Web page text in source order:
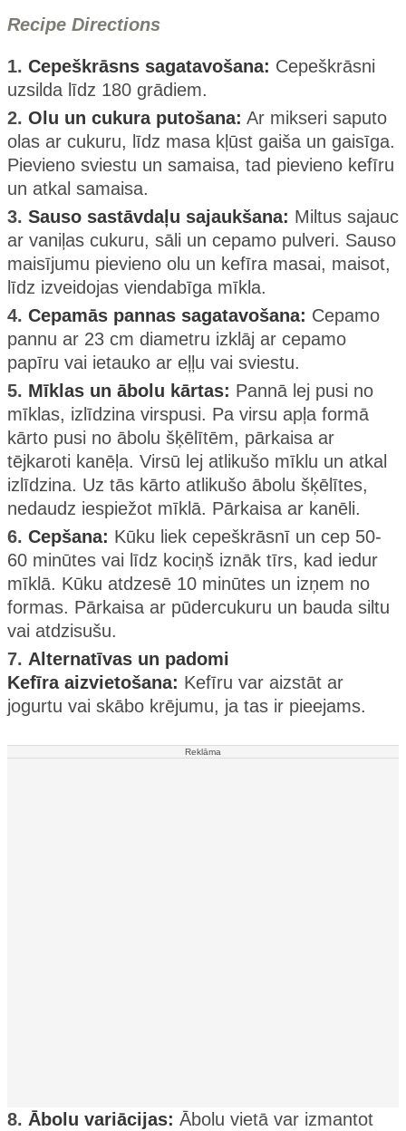
Recipe Directions
1. Cepeškrāsns sagatavošana: Cepeškrāsni
uzsilda līdz 180 grādiem.
2. Olu un cukura putošana: Ar mikseri saputo
olas ar cukuru, līdz masa kļūst gaiša un gaisīga.
Pievieno sviestu un samaisa, tad pievieno kefīru
un atkal samaisa.
3. Sauso sastāvdaļu sajaukšana: Miltus sajauc
ar vaniļas cukuru, sāli un cepamo pulveri. Sauso
maisījumu pievieno olu un kefīra masai, maisot,
līdz izveidojas viendabīga mīkla.
4. Cepamās pannas sagatavošana: Cepamo
pannu ar 23 cm diametru izklāj ar cepamo
papīru vai ietauko ar eļļu vai sviestu.
5. Mīklas un ābolu kārtas: Pannā lej pusi no
mīklas, izlīdzina virspusi. Pa virsu apļa formā
kārto pusi no ābolu šķēlītēm, pārkaisa ar
tējkaroti kanēļa. Virsū lej atlikušo mīklu un atkal
izlīdzina. Uz tās kārto atlikušo ābolu šķēlītes,
nedaudz iespiežot mīklā. Pārkaisa ar kanēli.
6. Cepšana: Kūku liek cepeškrāsnī un cep 50-
60 minūtes vai līdz kociņš iznāk tīrs, kad iedur
mīklā. Kūku atdzesē 10 minūtes un izņem no
formas. Pārkaisa ar pūdercukuru un bauda siltu
vai atdzisušu.
7. Alternatīvas un padomi
Kefīra aizvietošana: Kefīru var aizstāt ar
jogurtu vai skābo krējumu, ja tas ir pieejams.
Reklāma
8. Ābolu variācijas: Ābolu vietā var izmantot